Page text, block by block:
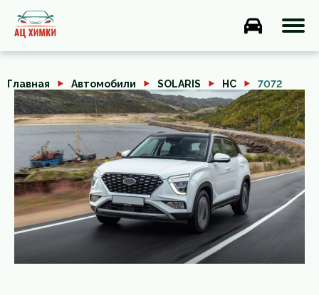
Главная Автомобили SOLARIS HC 7072